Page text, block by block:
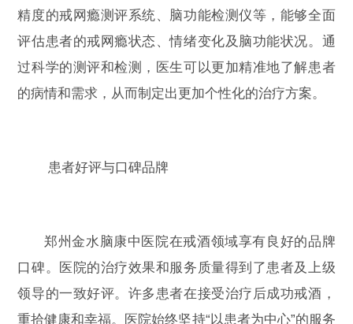
精度的戒网瘾测评系统、脑功能检测仪等，能够全面
评估患者的戒网瘾状态、情绪变化及脑功能状况。通
过科学的测评和检测，医生可以更加精准地了解患者
的病情和需求，从而制定出更加个性化的治疗方案。
患者好评与口碑品牌
郑州金水脑康中医院在戒酒领域享有良好的品牌
口碑。医院的治疗效果和服务质量得到了患者及上级
领导的一致好评。许多患者在接受治疗后成功戒酒，
重拾健康和幸福。医院始终坚持“以患者为中心”的服务